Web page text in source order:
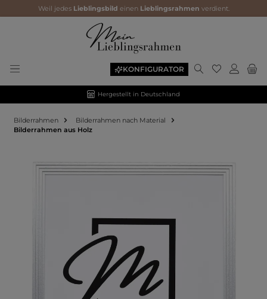
Weil jedes Lieblingsbild einen Lieblingsrahmen verdient.
KONFIGURATOR
Hergestellt in Deutschland
Bilderrahmen
Bilderrahmen nach Material
Bilderrahmen aus Holz
Bildergalerie überspringen